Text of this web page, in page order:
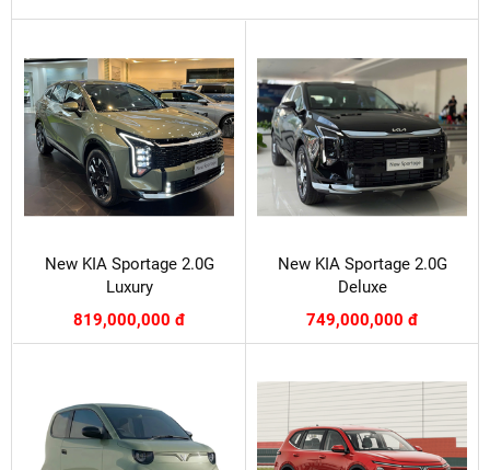
New KIA Sportage 2.0G
Luxury
819,000,000 đ
New KIA Sportage 2.0G
Deluxe
749,000,000 đ